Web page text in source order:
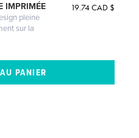
IMPRIMÉE
pleine
sur la
19.74 CAD $